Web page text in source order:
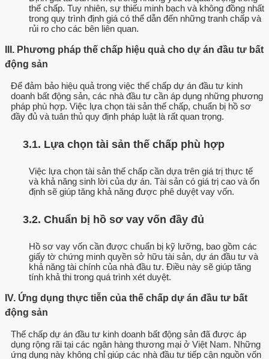
thế chấp. Tuy nhiên, sự thiếu minh bạch và không đồng nhất
trong quy trình định giá có thể dẫn đến những tranh chấp và
rủi ro cho các bên liên quan.
III. Phương pháp thế chấp hiệu quả cho dự án đầu tư bất
động sản
Để đảm bảo hiệu quả trong việc thế chấp dự án đầu tư kinh
doanh bất động sản, các nhà đầu tư cần áp dụng những phương
pháp phù hợp. Việc lựa chọn tài sản thế chấp, chuẩn bị hồ sơ
đầy đủ và tuân thủ quy định pháp luật là rất quan trọng.
3.1. Lựa chọn tài sản thế chấp phù hợp
Việc lựa chọn tài sản thế chấp cần dựa trên giá trị thực tế
và khả năng sinh lời của dự án. Tài sản có giá trị cao và ổn
định sẽ giúp tăng khả năng được phê duyệt vay vốn.
3.2. Chuẩn bị hồ sơ vay vốn đầy đủ
Hồ sơ vay vốn cần được chuẩn bị kỹ lưỡng, bao gồm các
giấy tờ chứng minh quyền sở hữu tài sản, dự án đầu tư và
khả năng tài chính của nhà đầu tư. Điều này sẽ giúp tăng
tính khả thi trong quá trình xét duyệt.
IV. Ứng dụng thực tiễn của thế chấp dự án đầu tư bất
động sản
Thế chấp dự án đầu tư kinh doanh bất động sản đã được áp
dụng rộng rãi tại các ngân hàng thương mại ở Việt Nam. Những
ứng dụng này không chỉ giúp các nhà đầu tư tiếp cận nguồn vốn